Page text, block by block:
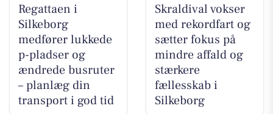
Regattaen i
Silkeborg
medfører lukkede
p-pladser og
ændrede busruter
– planlæg din
transport i god tid
Skraldival vokser
med rekordfart og
sætter fokus på
mindre affald og
stærkere
fællesskab i
Silkeborg